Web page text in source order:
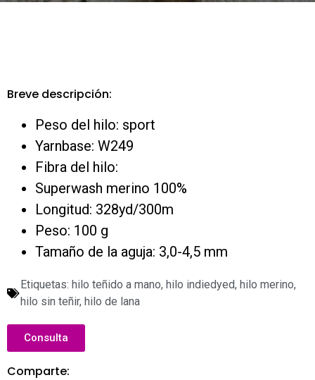
Breve descripción:
Peso del hilo: sport
Yarnbase: W249
Fibra del hilo:
Superwash merino 100%
Longitud: 328yd/300m
Peso: 100 g
Tamaño de la aguja: 3,0-4,5 mm
Etiquetas: hilo teñido a mano, hilo indiedyed, hilo merino,
hilo sin teñir, hilo de lana
Consulta
Comparte: